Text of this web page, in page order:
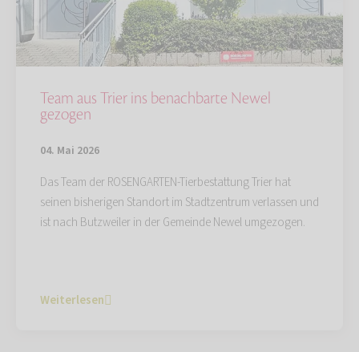
Team aus Trier ins benachbarte Newel
gezogen
04. Mai 2026
Das Team der ROSENGARTEN-Tierbestattung Trier hat
seinen bisherigen Standort im Stadtzentrum verlassen und
ist nach Butzweiler in der Gemeinde Newel umgezogen.
Weiterlesen